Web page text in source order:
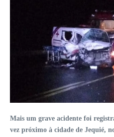
Mais um grave acidente foi
vez próximo à cidade de Jequié,